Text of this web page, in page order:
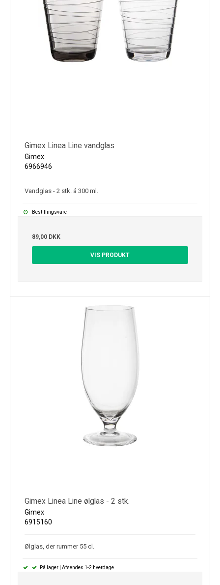
Gimex Linea Line vandglas
Gimex
6966946
Vandglas - 2 stk. á 300 ml.
Bestillingsvare
89,00 DKK
VIS PRODUKT
Gimex Linea Line ølglas - 2 stk.
Gimex
6915160
Ølglas, der rummer 55 cl.
På lager | Afsendes 1-2 hverdage